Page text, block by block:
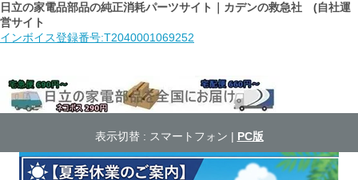
日立の家電品部品の純正消耗パーツサイト｜カデンの救急社 (自社運
営サイト
インボイス登録番号:T2040001069252
表示切替 : スマートフォン | PC版